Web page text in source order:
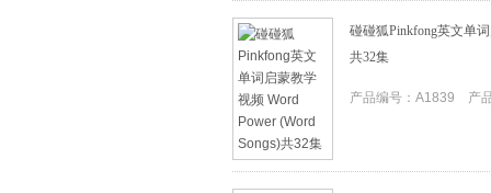
碰碰狐Pinkfong英文单
共32集
产品编号：A1839 产